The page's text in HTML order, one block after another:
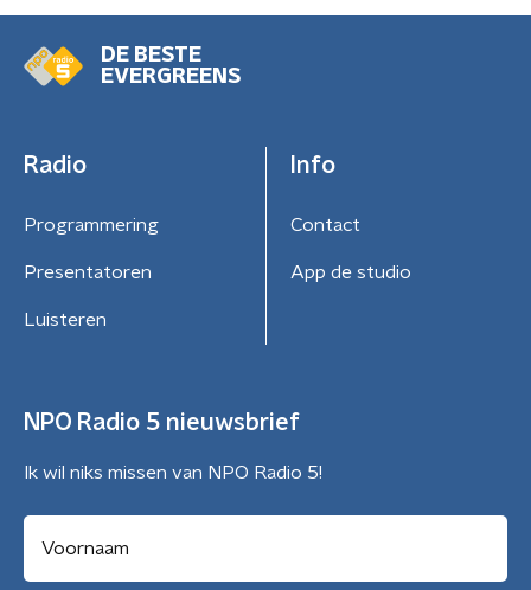
DE BESTE
EVERGREENS
Radio
Programmering
Presentatoren
Luisteren
Info
Contact
App de studio
NPO Radio 5 nieuwsbrief
Ik wil niks missen van NPO Radio 5!